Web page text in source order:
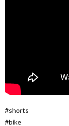
#shorts
#bike